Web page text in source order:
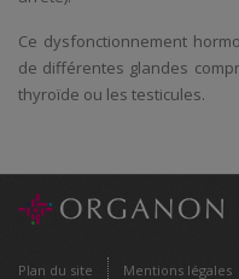
Ce dysfonctionnement
de différentes glandes
thyroïde ou les testicules.
Plan du site Mentions légales